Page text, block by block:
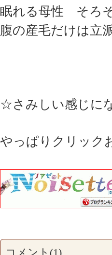
眠れる母性 そろ
腹の産毛だけは立
☆さみしい感じに
やっぱりクリック
コメント(1)